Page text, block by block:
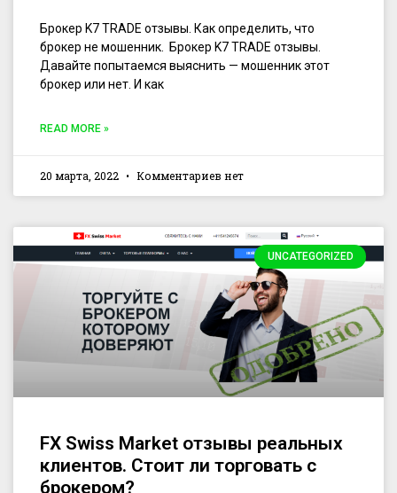
Брокер K7 TRADE отзывы. Как определить, что
брокер не мошенник. Брокер K7 TRADE отзывы.
Давайте попытаемся выяснить — мошенник этот
брокер или нет. И как
READ MORE »
20 марта, 2022 Комментариев нет
UNCATEGORIZED
FX Swiss Market отзывы реальных
клиентов. Стоит ли торговать с
брокером?